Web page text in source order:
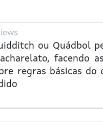
ou Quádbol
facendo
regras básicas